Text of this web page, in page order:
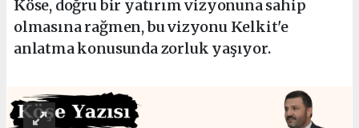
Köse, doğru bir yatırım vizyonuna sahip
olmasına rağmen, bu vizyonu Kelkit'e
anlatma konusunda zorluk yaşıyor.